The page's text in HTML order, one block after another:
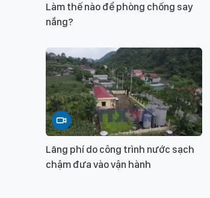
Làm thế nào để phòng chống say
nắng?
Lãng phí do công trình nước sạch
chậm đưa vào vận hành